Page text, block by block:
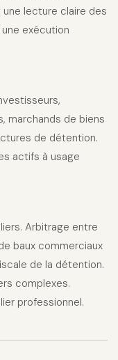
lecture claire des
exécution
marchands de biens
de détention.
actifs à usage
Arbitrage entre
baux commerciaux
de la détention.
complexes.
professionnel.